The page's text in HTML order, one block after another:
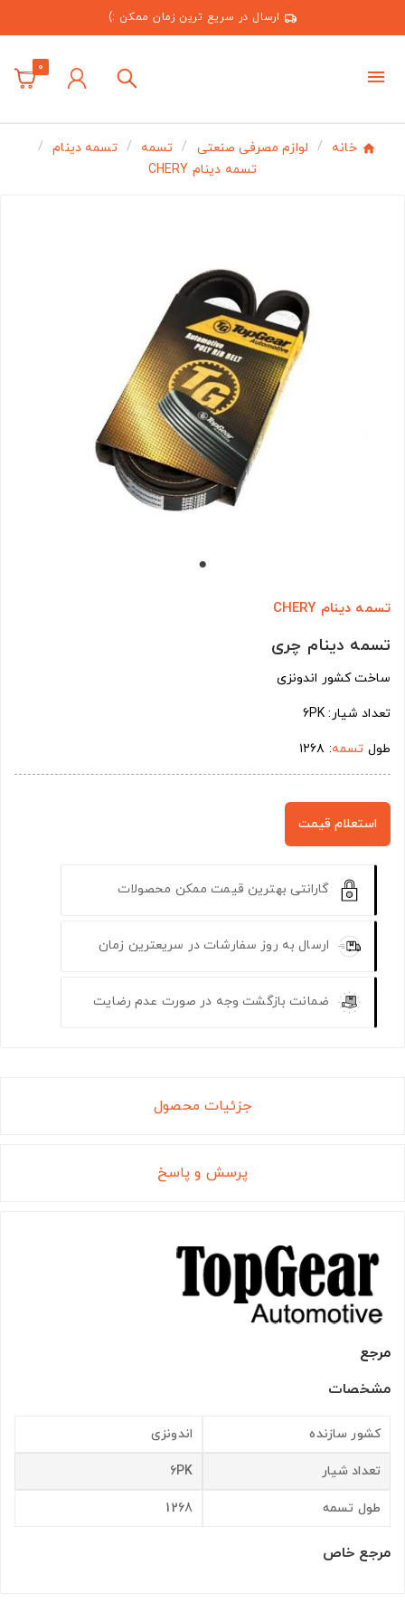
ارسال در سریع ترین زمان ممکن :)
0
خانه لوازم مصرفی صنعتی تسمه
تسمه دینام
تسمه دینام CHERY
تسمه دینام CHERY
تسمه دینام چری
ساخت کشور اندونزی
تعداد شیار: 6PK
طول تسمه: ۱۲۶۸
استعلام قیمت
گارانتی بهترین قیمت ممکن محصولات
ارسال به روز سفارشات در سریعترین زمان
ضمانت بازگشت وجه در صورت عدم رضایت
جزئیات محصول
پرسش و پاسخ
مرجع
مشخصات
کشور سازنده اندونزی
تعداد شیار 6PK
طول تسمه 1268
مرجع خاص